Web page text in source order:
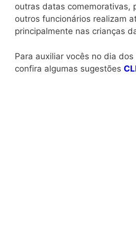
outras datas comemorativas,
outros funcionários realizam
principalmente nas crianças
Para auxiliar vocês no dia
confira algumas sugestões